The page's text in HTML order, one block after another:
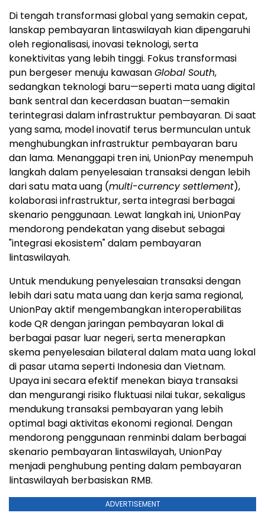
Di tengah transformasi global yang semakin cepat,
lanskap pembayaran lintaswilayah kian dipengaruhi
oleh regionalisasi, inovasi teknologi, serta
konektivitas yang lebih tinggi. Fokus transformasi
pun bergeser menuju kawasanGlobal South,
sedangkan teknologi baru—seperti mata uang digital
bank sentral dan kecerdasan buatan—semakin
terintegrasi dalam infrastruktur pembayaran. Di saat
yang sama, model inovatif terus bermunculan untuk
menghubungkan infrastruktur pembayaran baru
dan lama. Menanggapi tren ini, UnionPay menempuh
langkah dalam penyelesaian transaksi dengan lebih
dari satu mata uang (multi-currency settlement),
kolaborasi infrastruktur, serta integrasi berbagai
skenario penggunaan. Lewat langkah ini, UnionPay
mendorong pendekatan yang disebut sebagai
"integrasi ekosistem" dalam pembayaran
lintaswilayah.
Untuk mendukung penyelesaian transaksi dengan
lebih dari satu mata uang dan kerja sama regional,
UnionPay aktif mengembangkan interoperabilitas
kode QR dengan jaringan pembayaran lokal di
berbagai pasar luar negeri, serta menerapkan
skema penyelesaian bilateral dalam mata uang lokal
di pasar utama seperti Indonesia dan Vietnam.
Upaya ini secara efektif menekan biaya transaksi
dan mengurangi risiko fluktuasi nilai tukar, sekaligus
mendukung transaksi pembayaran yang lebih
optimal bagi aktivitas ekonomi regional. Dengan
mendorong penggunaan renminbi dalam berbagai
skenario pembayaran lintaswilayah, UnionPay
menjadi penghubung penting dalam pembayaran
lintaswilayah berbasiskan RMB.
ADVERTISEMENT